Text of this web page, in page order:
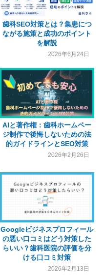
歯科SEO対策とは？集患につ
ながる施策と成功のポイント
を解説
2026年6月24日
AIと著作権：歯科ホームペー
ジ制作で後悔しないための法
的ガイドラインとSEO対策
2026年2月26日
Googleビジネスプロフィール
の悪い口コミはどう対策した
らいい？歯科医院の評価を分
ける口コミ対策
2026年2月13日